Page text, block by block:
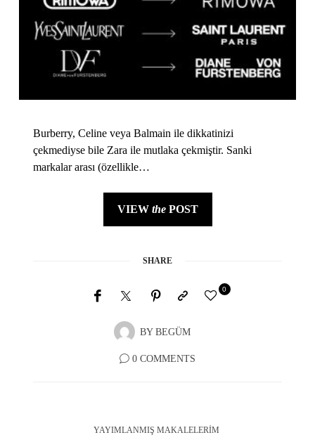
Burberry, Celine veya Balmain ile dikkatinizi
çekmediyse bile Zara ile mutlaka çekmiştir. Sanki
markalar arası (özellikle…
VIEW thePOST
SHARE
BY BEGÜM
0
0 COMMENTS
YAYIMLANMIŞ MAKALELERIM